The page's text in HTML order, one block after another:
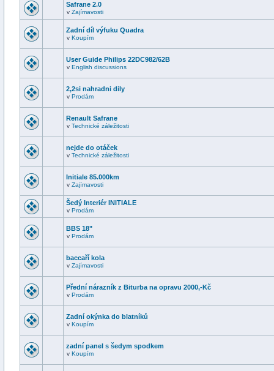
Safrane 2.0
v Zajímavosti
Zadní díl výfuku Quadra
v Koupím
User Guide Philips 22DC982/62B
v English discussions
2,2si nahradni dily
v Prodám
Renault Safrane
v Technické záležitosti
nejde do otáček
v Technické záležitosti
Initiale 85.000km
v Zajímavosti
Šedý Interiér INITIALE
v Prodám
BBS 18"
v Prodám
baccaří kola
v Zajímavosti
Přední nárazník z Biturba na opravu 2000,-Kč
v Prodám
Zadní okýnka do blatníků
v Koupím
zadní panel s šedym spodkem
v Koupím